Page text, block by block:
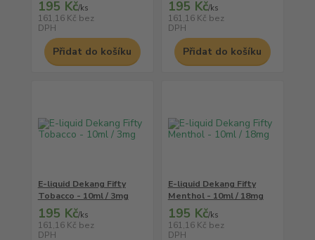
195 Kč/ks
161,16 Kč bez
DPH
Přidat do košíku
195 Kč/ks
161,16 Kč bez
DPH
Přidat do košíku
E-liquid Dekang Fifty
Tobacco - 10ml / 3mg
195 Kč/ks
161,16 Kč bez
DPH
E-liquid Dekang Fifty
Menthol - 10ml / 18mg
195 Kč/ks
161,16 Kč bez
DPH